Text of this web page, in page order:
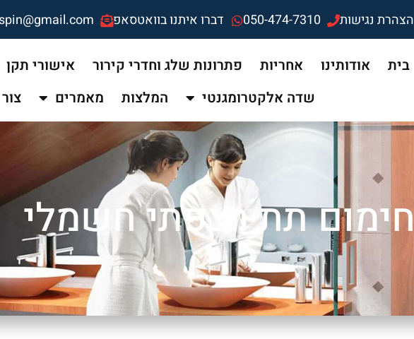
הצהרת נגישות 050-474-7310 דברו איתנו בוואטסאפ
בית אודותינו אחריות פתרונות שלג וחדרי קירור אישורי תקן
שדה אלקטרומגנטי
המלצות מאמרים
חימום תת רצפתי חשמלי